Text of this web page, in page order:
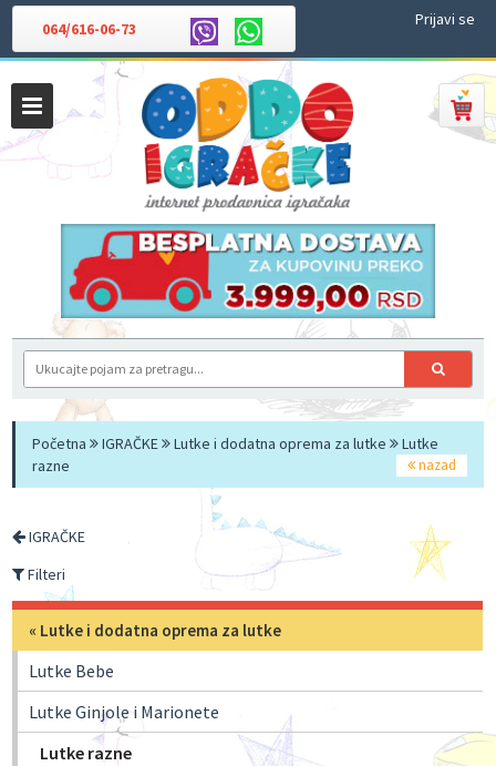
064/616-06-73 Prijavi se
Početna IGRAČKE Lutke i dodatna oprema za lutke
Lutke
razne
nazad
IGRAČKE
Filteri
« Lutke i dodatna oprema za lutke
Lutke Bebe
Lutke Ginjole i Marionete
Lutke razne